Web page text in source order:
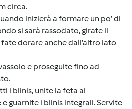
circa.
inizierà a formare un po’ di
si sarà rassodato, girate il
dorare anche dall’altro lato
e proseguite fino ad
i blinis, unite la feta ai
guarnite i blinis integrali. Servite